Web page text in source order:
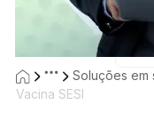
Soluções em
Vacina SESI